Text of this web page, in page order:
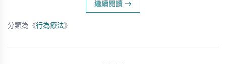
繼續閱讀 →
分類為《行為療法》